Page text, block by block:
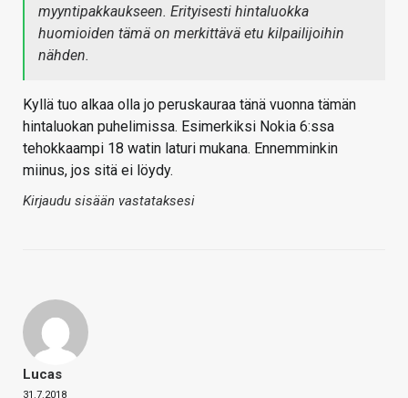
myyntipakkaukseen. Erityisesti hintaluokka
huomioiden tämä on merkittävä etu kilpailijoihin
nähden.
Kyllä tuo alkaa olla jo peruskauraa tänä vuonna tämän
hintaluokan puhelimissa. Esimerkiksi Nokia 6:ssa
tehokkaampi 18 watin laturi mukana. Ennemminkin
miinus, jos sitä ei löydy.
Kirjaudu sisään vastataksesi
Lucas
31.7.2018